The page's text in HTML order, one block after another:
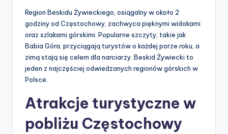
Region Beskidu Żywieckiego, osiągalny w około 2
godziny od Częstochowy, zachwyca pięknymi widokami
oraz szlakami górskimi. Popularne szczyty, takie jak
Babia Góra, przyciągają turystów o każdej porze roku, a
zimą stają się celem dla narciarzy. Beskid Żywiecki to
jeden z najczęściej odwiedzanych regionów górskich w
Polsce.
Atrakcje turystyczne w
pobliżu Częstochowy